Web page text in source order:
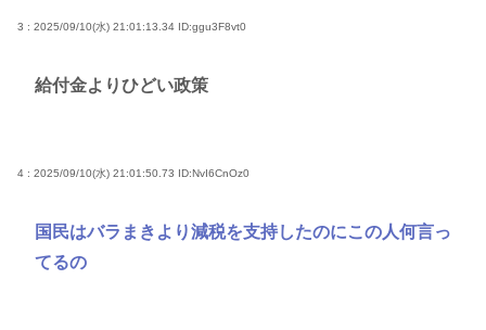
3 : 2025/09/10(水) 21:01:13.34 ID:ggu3F8vt0
給付金よりひどい政策
4 : 2025/09/10(水) 21:01:50.73 ID:NvI6CnOz0
国民はバラまきより減税を支持したのにこの人何言っ
てるの